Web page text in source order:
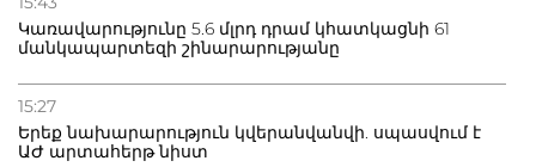
Կառավարությունը 5.6 մլրդ դրամ կհատկացնի 61
մանկապարտեզի շինարարությանը
15:27
Երեք նախարարություն կվերանվանվի. սպասվում է
ԱԺ արտահերթ նիստ